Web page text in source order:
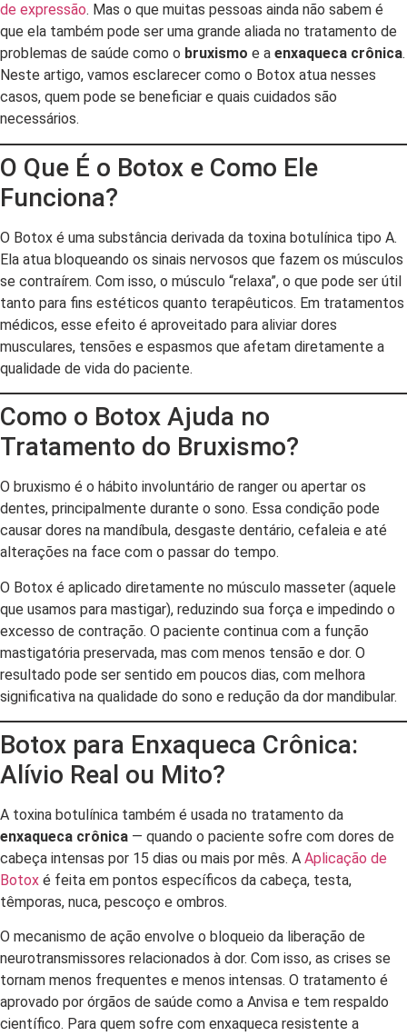
de expressão. Mas o que muitas pessoas ainda não sabem é
que ela também pode ser uma grande aliada no tratamento de
problemas de saúde como o bruxismo e a enxaqueca crônica.
Neste artigo, vamos esclarecer como o Botox atua nesses
casos, quem pode se beneficiar e quais cuidados são
necessários.
O Que É o Botox e Como Ele
Funciona?
O Botox é uma substância derivada da toxina botulínica tipo A.
Ela atua bloqueando os sinais nervosos que fazem os músculos
se contraírem. Com isso, o músculo “relaxa”, o que pode ser útil
tanto para fins estéticos quanto terapêuticos. Em tratamentos
médicos, esse efeito é aproveitado para aliviar dores
musculares, tensões e espasmos que afetam diretamente a
qualidade de vida do paciente.
Como o Botox Ajuda no
Tratamento do Bruxismo?
O bruxismo é o hábito involuntário de ranger ou apertar os
dentes, principalmente durante o sono. Essa condição pode
causar dores na mandíbula, desgaste dentário, cefaleia e até
alterações na face com o passar do tempo.
O Botox é aplicado diretamente no músculo masseter (aquele
que usamos para mastigar), reduzindo sua força e impedindo o
excesso de contração. O paciente continua com a função
mastigatória preservada, mas com menos tensão e dor. O
resultado pode ser sentido em poucos dias, com melhora
significativa na qualidade do sono e redução da dor mandibular.
Botox para Enxaqueca Crônica:
Alívio Real ou Mito?
A toxina botulínica também é usada no tratamento da
enxaqueca crônica — quando o paciente sofre com dores de
cabeça intensas por 15 dias ou mais por mês. A Aplicação de
Botox é feita em pontos específicos da cabeça, testa,
têmporas, nuca, pescoço e ombros.
O mecanismo de ação envolve o bloqueio da liberação de
neurotransmissores relacionados à dor. Com isso, as crises se
tornam menos frequentes e menos intensas. O tratamento é
aprovado por órgãos de saúde como a Anvisa e tem respaldo
científico. Para quem sofre com enxaqueca resistente a